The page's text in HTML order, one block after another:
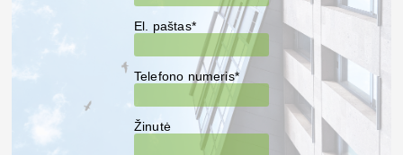
El. paštas*
Telefono numeris*
Žinutė